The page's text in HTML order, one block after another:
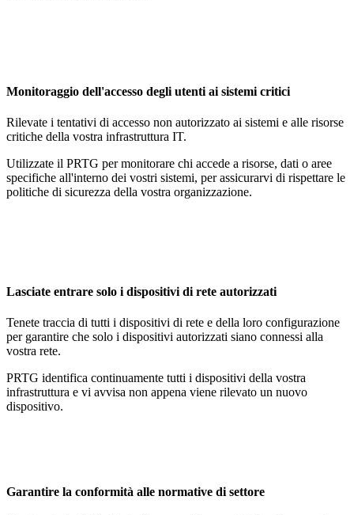
Monitoraggio dell'accesso degli utenti ai sistemi critici
Rilevate i tentativi di accesso non autorizzato ai sistemi e alle risorse
critiche della vostra infrastruttura IT.
Utilizzate il PRTG per monitorare chi accede a risorse, dati o aree
specifiche all'interno dei vostri sistemi, per assicurarvi di rispettare le
politiche di sicurezza della vostra organizzazione.
Lasciate entrare solo i dispositivi di rete autorizzati
Tenete traccia di tutti i dispositivi di rete e della loro configurazione
per garantire che solo i dispositivi autorizzati siano connessi alla
vostra rete.
PRTG identifica continuamente tutti i dispositivi della vostra
infrastruttura e vi avvisa non appena viene rilevato un nuovo
dispositivo.
Garantire la conformità alle normative di settore